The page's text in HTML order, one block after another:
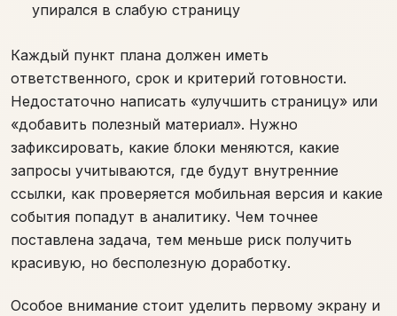
упирался в слабую страницу
Каждый пункт плана должен иметь
ответственного, срок и критерий готовности.
Недостаточно написать «улучшить страницу» или
«добавить полезный материал». Нужно
зафиксировать, какие блоки меняются, какие
запросы учитываются, где будут внутренние
ссылки, как проверяется мобильная версия и какие
события попадут в аналитику. Чем точнее
поставлена задача, тем меньше риск получить
красивую, но бесполезную доработку.
Особое внимание стоит уделить первому экрану и